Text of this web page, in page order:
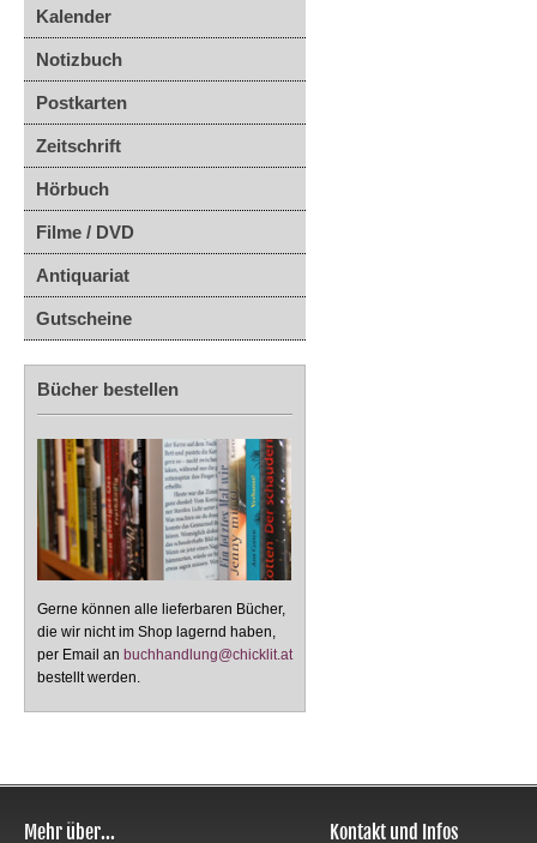
Kalender
Notizbuch
Postkarten
Zeitschrift
Hörbuch
Filme / DVD
Antiquariat
Gutscheine
Bücher bestellen
Gerne können alle lieferbaren Bücher,
die wir nicht im Shop lagernd haben,
per Email an buchhandlung@chicklit.at
bestellt werden.
Mehr über... Kontakt und Infos